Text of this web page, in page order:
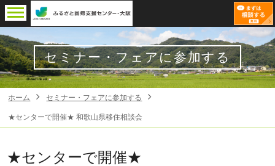
セミナー・フェアに参加する
ホーム セミナー・フェアに参加する
★センターで開催★ 和歌山県移住相談会
★センターで開催★